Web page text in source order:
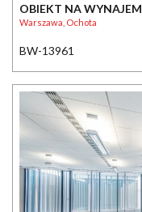
OBIEKT NA WYNAJEM
Warszawa, Ochota
BW-13961